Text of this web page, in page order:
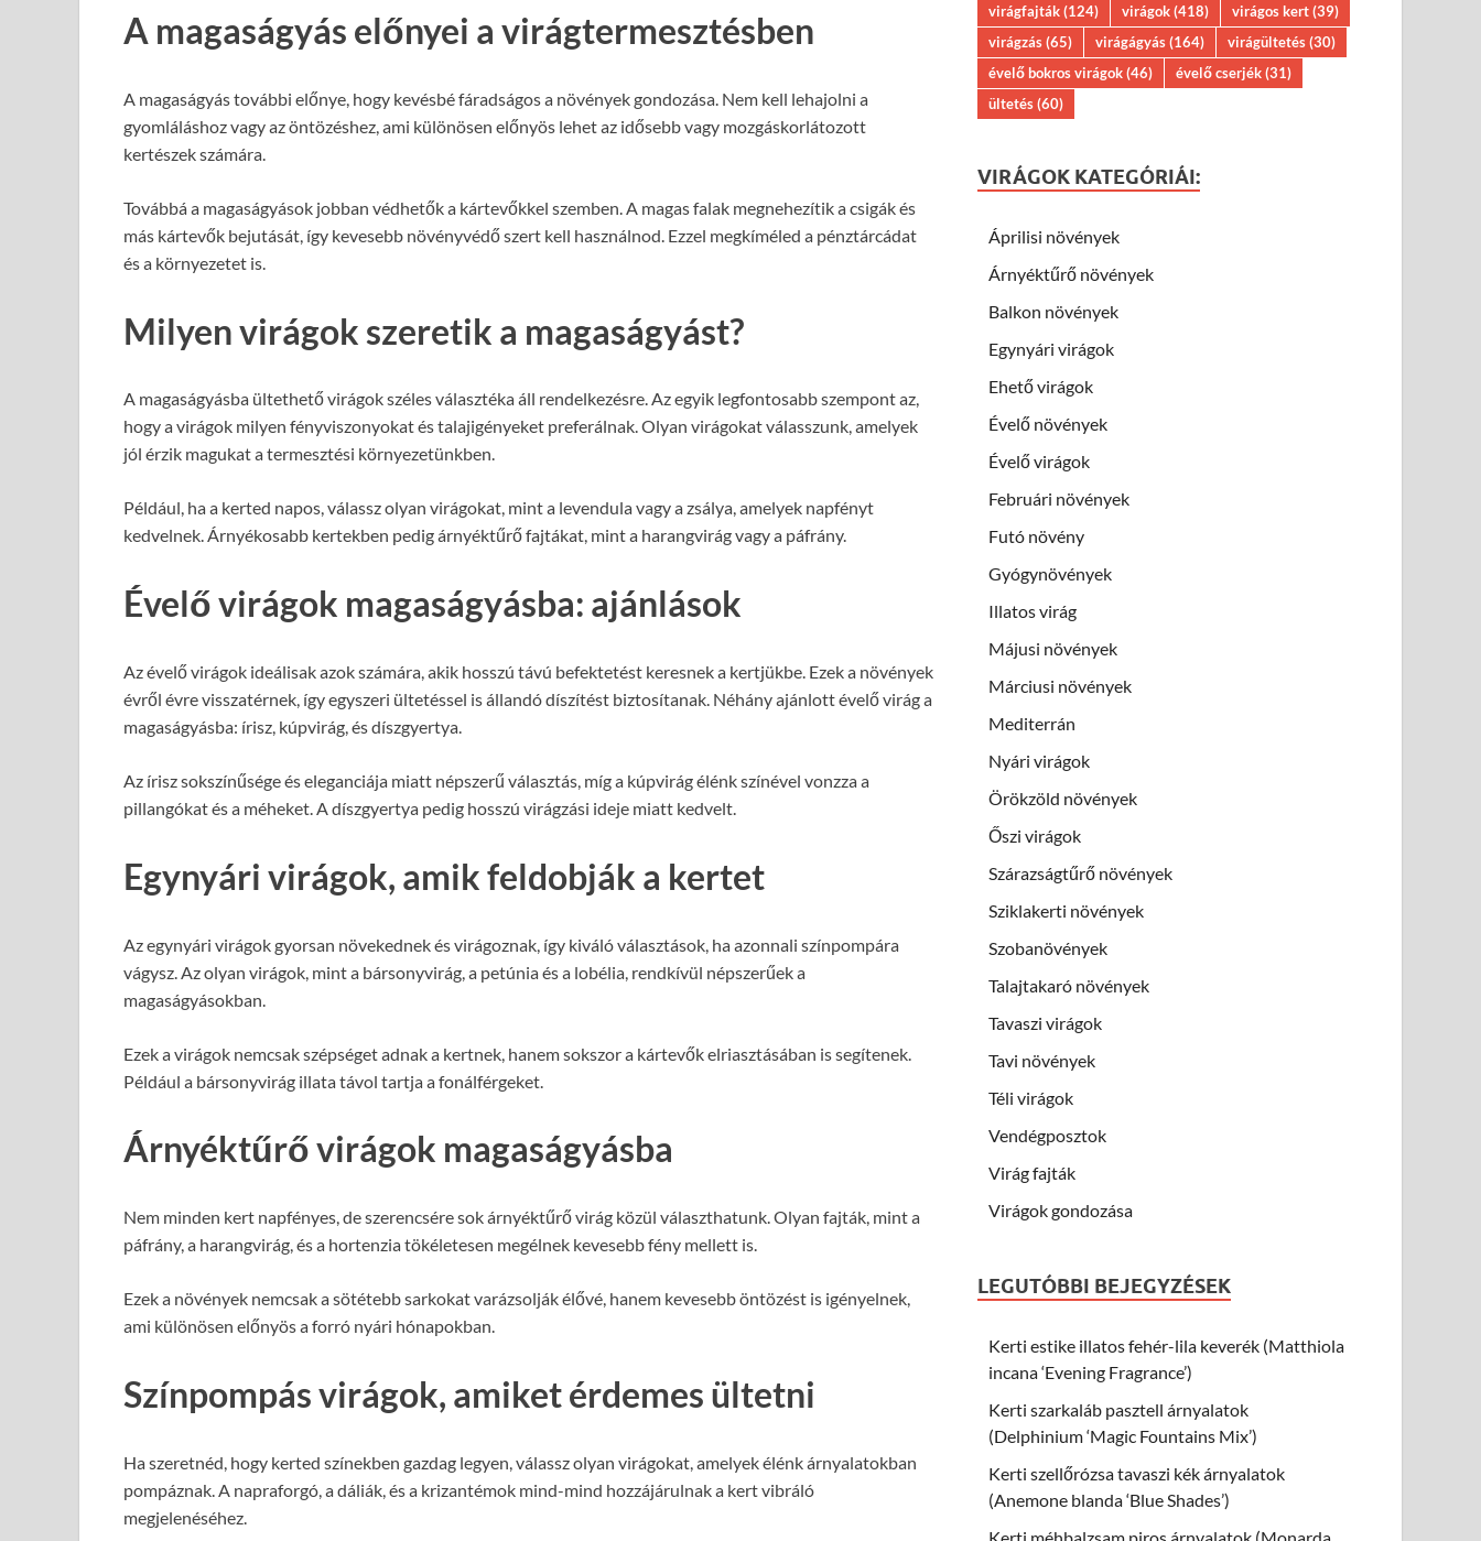
A magaságyás előnyei a virágtermesztésben
A magaságyás további előnye, hogy kevésbé fáradságos a növények gondozása. Nem kell lehajolni a
gyomláláshoz vagy az öntözéshez, ami különösen előnyös lehet az idősebb vagy mozgáskorlátozott
kertészek számára.
Továbbá a magaságyások jobban védhetők a kártevőkkel szemben. A magas falak megnehezítik a csigák és
más kártevők bejutását, így kevesebb növényvédő szert kell használnod. Ezzel megkíméled a pénztárcádat
és a környezetet is.
Milyen virágok szeretik a magaságyást?
A magaságyásba ültethető virágok széles választéka áll rendelkezésre. Az egyik legfontosabb szempont az,
hogy a virágok milyen fényviszonyokat és talajigényeket preferálnak. Olyan virágokat válasszunk, amelyek
jól érzik magukat a termesztési környezetünkben.
Például, ha a kerted napos, válassz olyan virágokat, mint a levendula vagy a zsálya, amelyek napfényt
kedvelnek. Árnyékosabb kertekben pedig árnyéktűrő fajtákat, mint a harangvirág vagy a páfrány.
Évelő virágok magaságyásba: ajánlások
Az évelő virágok ideálisak azok számára, akik hosszú távú befektetést keresnek a kertjükbe. Ezek a növények
évről évre visszatérnek, így egyszeri ültetéssel is állandó díszítést biztosítanak. Néhány ajánlott évelő virág a
magaságyásba: írisz, kúpvirág, és díszgyertya.
Az írisz sokszínűsége és eleganciája miatt népszerű választás, míg a kúpvirág élénk színével vonzza a
pillangókat és a méheket. A díszgyertya pedig hosszú virágzási ideje miatt kedvelt.
Egynyári virágok, amik feldobják a kertet
Az egynyári virágok gyorsan növekednek és virágoznak, így kiváló választások, ha azonnali színpompára
vágysz. Az olyan virágok, mint a bársonyvirág, a petúnia és a lobélia, rendkívül népszerűek a
magaságyásokban.
Ezek a virágok nemcsak szépséget adnak a kertnek, hanem sokszor a kártevők elriasztásában is segítenek.
Például a bársonyvirág illata távol tartja a fonálférgeket.
Árnyéktűrő virágok magaságyásba
Nem minden kert napfényes, de szerencsére sok árnyéktűrő virág közül választhatunk. Olyan fajták, mint a
páfrány, a harangvirág, és a hortenzia tökéletesen megélnek kevesebb fény mellett is.
Ezek a növények nemcsak a sötétebb sarkokat varázsolják élővé, hanem kevesebb öntözést is igényelnek,
ami különösen előnyös a forró nyári hónapokban.
Színpompás virágok, amiket érdemes ültetni
Ha szeretnéd, hogy kerted színekben gazdag legyen, válassz olyan virágokat, amelyek élénk árnyalatokban
pompáznak. A napraforgó, a dáliák, és a krizantémok mind-mind hozzájárulnak a kert vibráló
megjelenéséhez.
virágfajták(124) virágok(418) virágos kert(39)
virágzás(65) virágágyás(164) virágültetés(30)
évelő bokros virágok(46) évelő cserjék(31)
ültetés(60)
VIRÁGOK KATEGÓRIÁI:
Áprilisi növények
Árnyéktűrő növények
Balkon növények
Egynyári virágok
Ehető virágok
Évelő növények
Évelő virágok
Februári növények
Futó növény
Gyógynövények
Illatos virág
Májusi növények
Márciusi növények
Mediterrán
Nyári virágok
Örökzöld növények
Őszi virágok
Szárazságtűrő növények
Sziklakerti növények
Szobanövények
Talajtakaró növények
Tavaszi virágok
Tavi növények
Téli virágok
Vendégposztok
Virág fajták
Virágok gondozása
LEGUTÓBBI BEJEGYZÉSEK
Kerti estike illatos fehér-lila keverék (Matthiola
incana ‘Evening Fragrance’)
Kerti szarkaláb pasztell árnyalatok
(Delphinium ‘Magic Fountains Mix’)
Kerti szellőrózsa tavaszi kék árnyalatok
(Anemone blanda ‘Blue Shades’)